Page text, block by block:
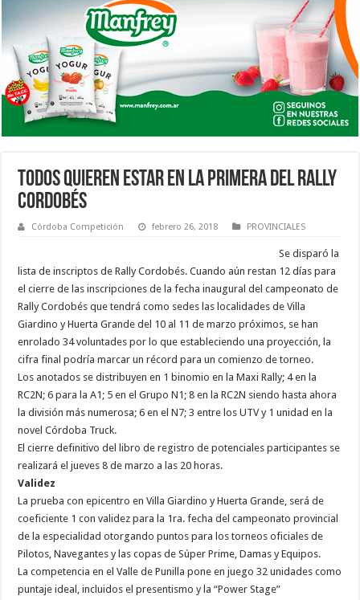
TODOS QUIEREN ESTAR EN LA PRIMERA DEL RALLY
CORDOBÉS
Córdoba Competición febrero 26, 2018 PROVINCIALES
Se disparó la
lista de inscriptos de Rally Cordobés. Cuando aún restan 12 días para
el cierre de las inscripciones de la fecha inaugural del campeonato de
Rally Cordobés que tendrá como sedes las localidades de Villa
Giardino y Huerta Grande del 10 al 11 de marzo próximos, se han
enrolado 34 voluntades por lo que estableciendo una proyección, la
cifra final podría marcar un récord para un comienzo de torneo.
Los anotados se distribuyen en 1 binomio en la Maxi Rally; 4 en la
RC2N; 6 para la A1; 5 en el Grupo N1; 8 en la RC2N siendo hasta ahora
la división más numerosa; 6 en el N7; 3 entre los UTV y 1 unidad en la
novel Córdoba Truck.
El cierre definitivo del libro de registro de potenciales participantes se
realizará el jueves 8 de marzo a las 20 horas.
Validez
La prueba con epicentro en Villa Giardino y Huerta Grande, será de
coeficiente 1 con validez para la 1ra. fecha del campeonato provincial
de la especialidad otorgando puntos para los torneos oficiales de
Pilotos, Navegantes y las copas de Súper Prime, Damas y Equipos.
La competencia en el Valle de Punilla pone en juego 32 unidades como
puntaje ideal, incluidos el presentismo y la “Power Stage”